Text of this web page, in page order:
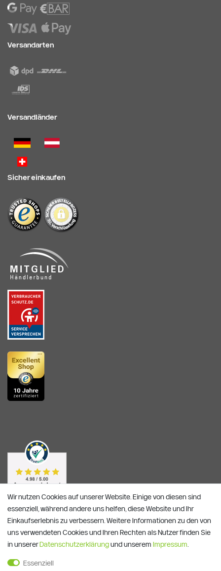
Versandarten
Versandländer
Sicher einkaufen
Wir nutzen Cookies auf unserer Website. Einige von diesen sind
essenziell, während andere uns helfen, diese Website und Ihr
Einkaufserlebnis zu verbessern. Weitere Informationen zu den von
uns verwendeten Cookies und Ihren Rechten als Nutzer finden Sie
in unsererDaten­schutz­erklärungund unserem Impressum
Essenziell